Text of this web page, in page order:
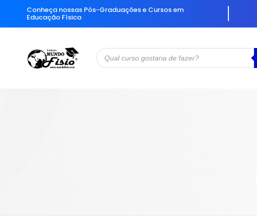
Conheça nossas Pós-Graduações e Cursos em
Educação Física